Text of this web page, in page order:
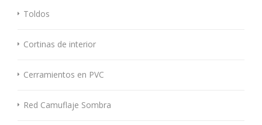
Toldos
Cortinas de interior
Cerramientos en PVC
Red Camuflaje Sombra